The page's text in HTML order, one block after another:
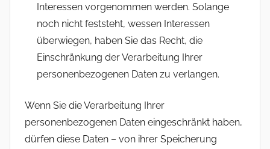
Interessen vorgenommen werden. Solange
noch nicht feststeht, wessen Interessen
überwiegen, haben Sie das Recht, die
Einschränkung der Verarbeitung Ihrer
personenbezogenen Daten zu verlangen.
Wenn Sie die Verarbeitung Ihrer
personenbezogenen Daten eingeschränkt haben,
dürfen diese Daten – von ihrer Speicherung